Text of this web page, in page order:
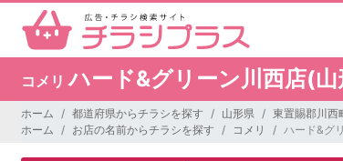
コメリハード&グリーン川西店(山
ホーム 都道府県からチラシを探す 山形県 東置賜郡川西
ホーム
お店の名前からチラシを探す コメリ ハード&グ